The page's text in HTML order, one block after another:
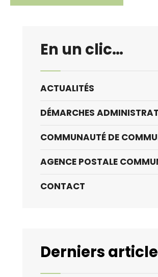
En un clic…
ACTUALITÉS
DÉMARCHES
COMMUNAUTÉ DE
AGENCE POSTALE
CONTACT
Derniers